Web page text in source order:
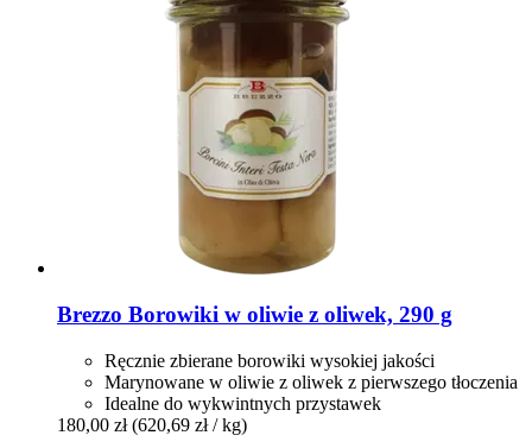
Brezzo Borowiki w oliwie z oliwek, 290 g
Ręcznie zbierane borowiki wysokiej jakości
Marynowane w oliwie z oliwek z pierwszego tłoczenia
Idealne do wykwintnych przystawek
180,00 zł (620,69 zł / kg)